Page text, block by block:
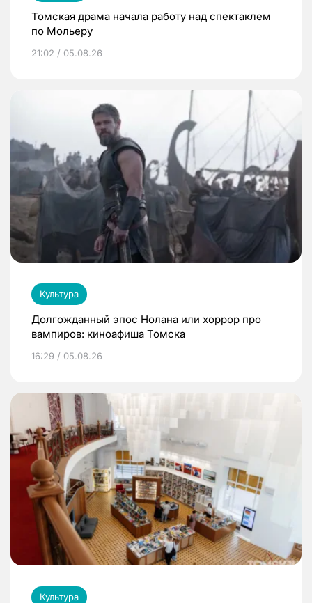
Томская драма начала работу над спектаклем
по Мольеру
21:02 / 05.08.26
Культура
Долгожданный эпос Нолана или хоррор про
вампиров: киноафиша Томска
16:29 / 05.08.26
Культура